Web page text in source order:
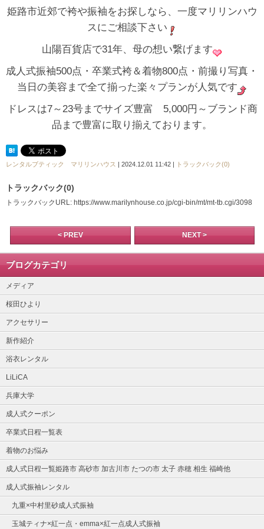
姫路市近郊で袴や振袖をお探しなら、一度マリリンハウ
スにご相談下さい
山陽百貨店で31年、母の想い繋げます
成人式振袖500点・卒業式袴＆着物800点・前撮り写真・
当日の美容まで全て揃った楽々プランが人気です
ドレスは7～23号までサイズ豊富 5,000円～ブランド商
品まで豊富に取り揃えております。
レンタルブティック マリリンハウス | 2024.12.01 11:42 | トラックバック(0)
トラックバック(0)
トラックバックURL: https://www.marilynhouse.co.jp/cgi-bin/mt/mt-tb.cgi/3098
< PREV NEXT >
ブログカテゴリ
メディア
桜田ひより
アクセサリー
新作紹介
浴衣レンタル
LiLiCA
兵庫大学
成人式クーポン
卒業式日程一覧表
着物のお悩み
成人式日程一覧姫路市 高砂市 加古川市 たつの市 太子 赤穂 相生 福崎他
成人式振袖レンタル
九重×中村里砂成人式振袖
玉城ティナ×紅一点・emma×紅一点成人式振袖